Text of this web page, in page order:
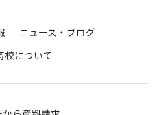
ニュース・ブログ
校について